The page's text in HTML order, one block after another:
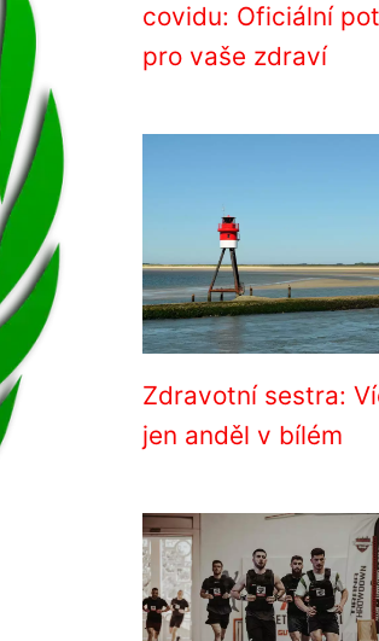
covidu: Oficiální
pro vaše zdraví
Zdravotní sestra:
jen anděl v bílém